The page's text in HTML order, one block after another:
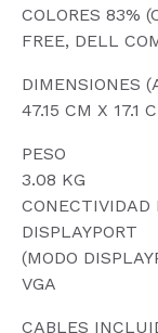
COLORES 83%
FREE, DELL
DIMENSIONES
47.15 CM X 17.1
PESO
3.08 KG
CONECTIVIDAD
DISPLAYPORT
(MODO
VGA
CABLES